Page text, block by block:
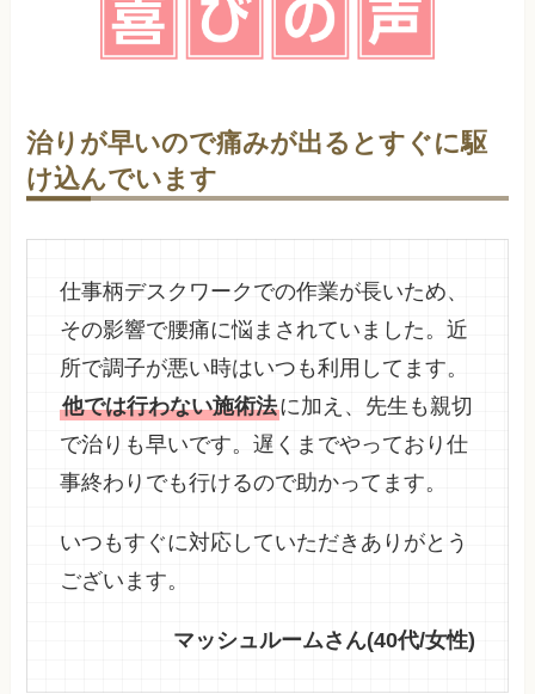
治りが早いので痛みが出るとすぐに駆
け込んでいます
仕事柄デスクワークでの作業が長いため、
その影響で腰痛に悩まされていました。近
所で調子が悪い時はいつも利用してます。
他では行わない施術法に加え、先生も親切
で治りも早いです。遅くまでやっており仕
事終わりでも行けるので助かってます。
いつもすぐに対応していただきありがとう
ございます。
マッシュルームさん(40代/女性)